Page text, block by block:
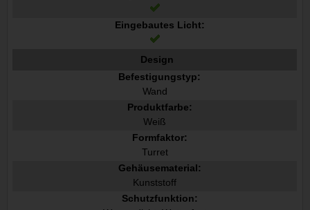
Eingebautes Licht:
Design
Befestigungstyp:
Wand
Produktfarbe:
Weiß
Formfaktor:
Turret
Gehäusematerial:
Kunststoff
Schutzfunktion: